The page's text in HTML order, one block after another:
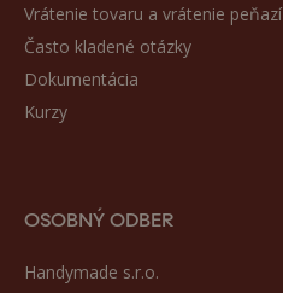
Vrátenie tovaru a vrátenie peňazí
Často kladené otázky
Dokumentácia
Kurzy
OSOBNÝ ODBER
Handymade s.r.o.